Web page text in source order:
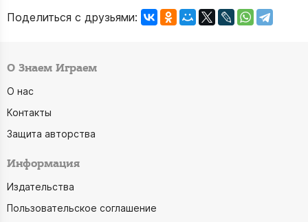
Поделиться с друзьями:
О Знаем Играем
О нас
Контакты
Защита авторства
Информация
Издательства
Пользовательское соглашение